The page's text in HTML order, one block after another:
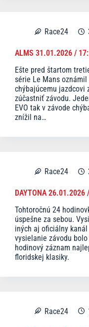
Race24
ALMS 31.01.2026 /
Ešte pred štartom
série Le Mans
chýbajúcemu jazdcovi
zúčastniť závodu.
EVO tak v závode
znížil na…
Race24
DAYTONA 26.01.2026
Tohtoročnú 24
úspešne za sebou.
iných aj oficiálny kanál
vysielanie závodu
hodinový záznam
floridskej klasiky.
Race24